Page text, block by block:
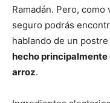
Ramadán. Pero,
seguro podrás
hablando de un
hecho principalmente
arroz.